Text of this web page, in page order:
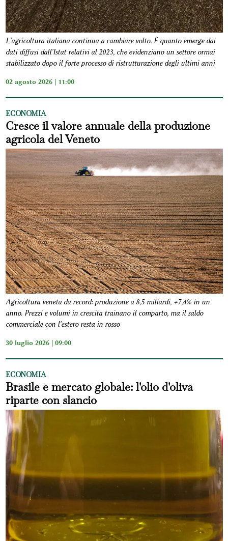
L'agricoltura italiana continua a cambiare volto. È quanto emerge dai
dati diffusi dall'Istat relativi al 2023, che evidenziano un settore ormai
stabilizzato dopo il forte processo di ristrutturazione degli ultimi anni
02 agosto 2026 | 11:00
ECONOMIA
Cresce il valore annuale della produzione
agricola del Veneto
Agricoltura veneta da record: produzione a 8,5 miliardi, +7,4% in un
anno. Prezzi e volumi in crescita trainano il comparto, ma il saldo
commerciale con l'estero resta in rosso
30 luglio 2026 | 09:00
ECONOMIA
Brasile e mercato globale: l'olio d'oliva
riparte con slancio